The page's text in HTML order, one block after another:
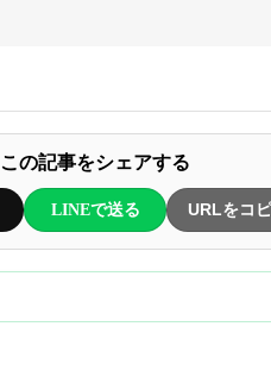
この記事をシェアする
LINEで送る URLをコ